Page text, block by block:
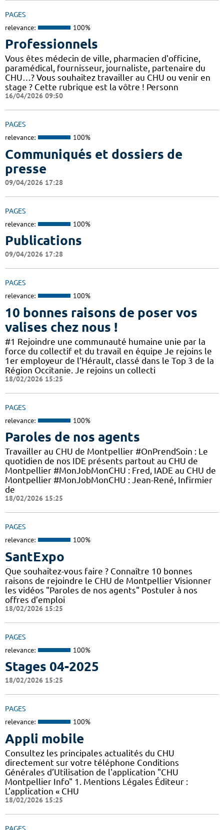
PAGES
relevance: 100%
Professionnels
Vous êtes médecin de ville, pharmacien d'officine,
paramédical, fournisseur, journaliste, partenaire du
CHU…? Vous souhaitez travailler au CHU ou venir en
stage ? Cette rubrique est la vôtre ! Personn
16/04/2026 09:50
PAGES
relevance: 100%
Communiqués et dossiers de
presse
09/04/2026 17:28
PAGES
relevance: 100%
Publications
09/04/2026 17:28
PAGES
relevance: 100%
10 bonnes raisons de poser vos
valises chez nous !
#1 Rejoindre une communauté humaine unie par la
force du collectif et du travail en équipe Je rejoins le
1er employeur de l’Hérault, classé dans le Top 3 de la
Région Occitanie. Je rejoins un collecti
18/02/2026 15:25
PAGES
relevance: 100%
Paroles de nos agents
Travailler au CHU de Montpellier #OnPrendSoin : Le
quotidien de nos IDE présents partout au CHU de
Montpellier #MonJobMonCHU : Fred, IADE au CHU de
Montpellier #MonJobMonCHU : Jean-René, Infirmier
de
18/02/2026 15:25
PAGES
relevance: 100%
SantExpo
Que souhaitez-vous faire ? Connaître 10 bonnes
raisons de rejoindre le CHU de Montpellier Visionner
les vidéos "Paroles de nos agents" Postuler à nos
offres d’emploi
18/02/2026 15:25
PAGES
relevance: 100%
Stages 04-2025
18/02/2026 15:25
PAGES
relevance: 100%
Appli mobile
Consultez les principales actualités du CHU
directement sur votre téléphone Conditions
Générales d’Utilisation de l'application "CHU
Montpellier Info" 1. Mentions Légales Éditeur :
L’application « CHU
18/02/2026 15:25
PAGES